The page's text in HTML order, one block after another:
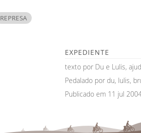
REPRESA
EXPEDIENTE
texto por Du e Lulis,
Pedalado por du, lulis,
Publicado em 11 jul